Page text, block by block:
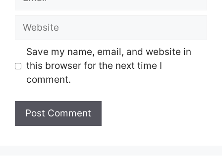
Website
Save my name, email, and website in
this browser for the next time I
comment.